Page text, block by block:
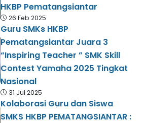
HKBP Pematangsiantar
26 Feb 2025
Guru SMKs HKBP
Pematangsiantar Juara 3
“Inspiring Teacher ” SMK Skill
Contest Yamaha 2025 Tingkat
Nasional
31 Jul 2025
Kolaborasi Guru dan Siswa
SMKS HKBP PEMATANGSIANTAR :